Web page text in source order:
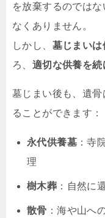
を放棄するのでは
なくありません。
しかし、 墓じまい
ろ、 適切な供養を
墓じまい後も、遺
ることができます：
永代供養墓 ：寺
理
樹木葬 ：自然に
散骨 ：海や山へ